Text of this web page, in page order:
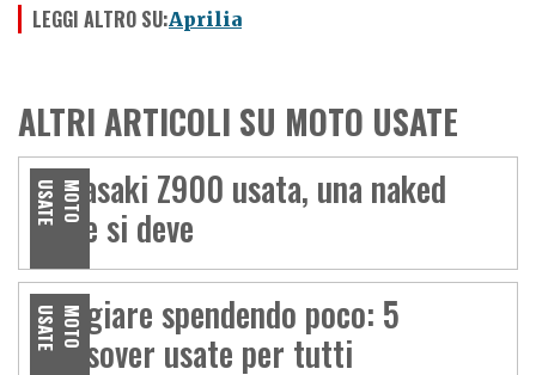
LEGGI ALTRO SU:Aprilia
ALTRI ARTICOLI SU MOTO USATE
M
O
T
O
U
S
A
T
E
Kawasaki Z900 usata, una naked
come si deve
M
O
T
O
U
S
A
T
E
Viaggiare spendendo poco: 5
crossover usate per tutti